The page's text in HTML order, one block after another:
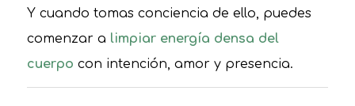
Y cuando tomas conciencia de ello, puedes
comenzar a limpiar energía densa del
cuerpo con intención, amor y presencia.